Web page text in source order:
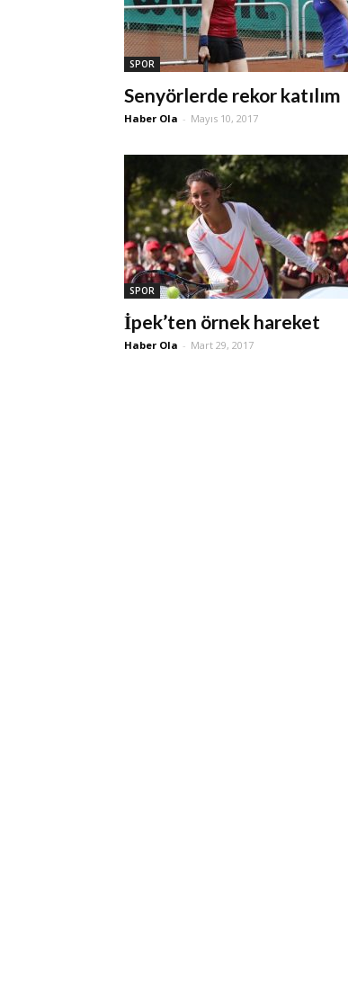
SPOR
Senyörlerde rekor katılım
Haber Ola - Mayıs 10, 2017
SPOR
İpek’ten örnek hareket
Haber Ola - Mart 29, 2017